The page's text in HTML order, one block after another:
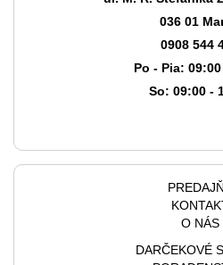
036 01
0908 544
Po - Pia:
So: 09:00 -
O NÁS
DARČEKOVÉ